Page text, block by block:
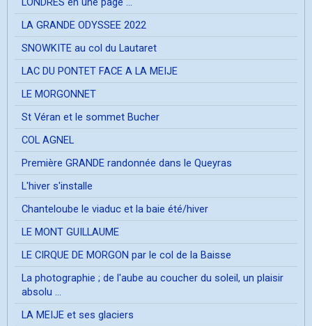
LA GRANDE ODYSSEE 2022
SNOWKITE au col du Lautaret
LAC DU PONTET FACE A LA MEIJE
LE MORGONNET
St Véran et le sommet Bucher
COL AGNEL
Première GRANDE randonnée dans le Queyras
L'hiver s'installe
Chanteloube le viaduc et la baie été/hiver
LE MONT GUILLAUME
LE CIRQUE DE MORGON par le col de la Baisse
La photographie ; de l'aube au coucher du soleil, un plaisir
absolu ...
LA MEIJE et ses glaciers